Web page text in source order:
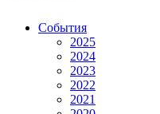
События
2025
2024
2023
2022
2021